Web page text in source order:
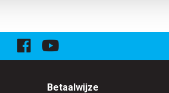
Betaalwijze